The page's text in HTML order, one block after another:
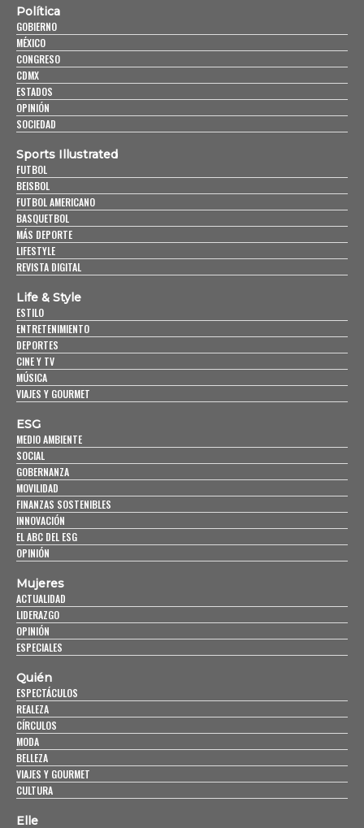
Política
GOBIERNO
MÉXICO
CONGRESO
CDMX
ESTADOS
OPINIÓN
SOCIEDAD
Sports Illustrated
FUTBOL
BEISBOL
FUTBOL AMERICANO
BASQUETBOL
MÁS DEPORTE
LIFESTYLE
REVISTA DIGITAL
Life & Style
ESTILO
ENTRETENIMIENTO
DEPORTES
CINE Y TV
MÚSICA
VIAJES Y GOURMET
ESG
MEDIO AMBIENTE
SOCIAL
GOBERNANZA
MOVILIDAD
FINANZAS SOSTENIBLES
INNOVACIÓN
EL ABC DEL ESG
OPINIÓN
Mujeres
ACTUALIDAD
LIDERAZGO
OPINIÓN
ESPECIALES
Quién
ESPECTÁCULOS
REALEZA
CÍRCULOS
MODA
BELLEZA
VIAJES Y GOURMET
CULTURA
Elle